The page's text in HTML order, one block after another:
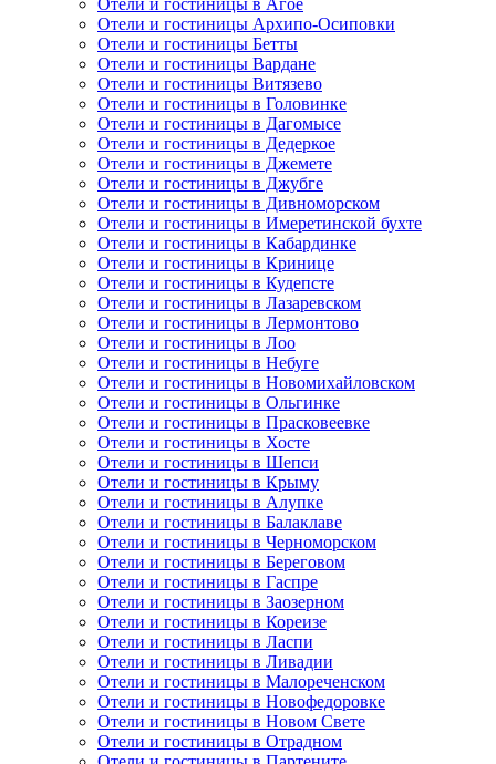
Отели и гостиницы Архипо-Осиповки
Отели и гостиницы Бетты
Отели и гостиницы Вардане
Отели и гостиницы Витязево
Отели и гостиницы в Головинке
Отели и гостиницы в Дагомысе
Отели и гостиницы в Дедеркое
Отели и гостиницы в Джемете
Отели и гостиницы в Джубге
Отели и гостиницы в Дивноморском
Отели и гостиницы в Имеретинской бухте
Отели и гостиницы в Кабардинке
Отели и гостиницы в Кринице
Отели и гостиницы в Кудепсте
Отели и гостиницы в Лазаревском
Отели и гостиницы в Лермонтово
Отели и гостиницы в Лоо
Отели и гостиницы в Небуге
Отели и гостиницы в Новомихайловском
Отели и гостиницы в Ольгинке
Отели и гостиницы в Прасковеевке
Отели и гостиницы в Хосте
Отели и гостиницы в Шепси
Отели и гостиницы в Крыму
Отели и гостиницы в Алупке
Отели и гостиницы в Балаклаве
Отели и гостиницы в Черноморском
Отели и гостиницы в Береговом
Отели и гостиницы в Гаспре
Отели и гостиницы в Заозерном
Отели и гостиницы в Кореизе
Отели и гостиницы в Ласпи
Отели и гостиницы в Ливадии
Отели и гостиницы в Малореченском
Отели и гостиницы в Новофедоровке
Отели и гостиницы в Новом Свете
Отели и гостиницы в Отрадном